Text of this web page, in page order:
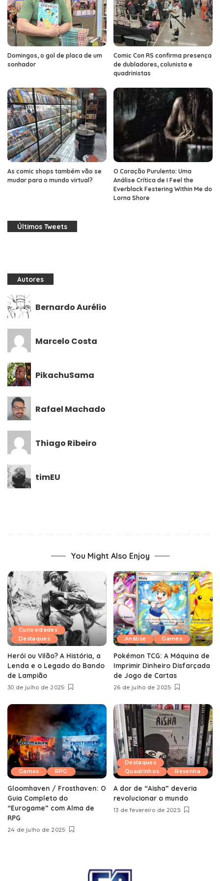
Domingos, o gol de placa de um
sonhador
Comic Con RS confirma presença
de dubladores, colunista e
quadrinistas
As comic shops também vão se
mudar para o mundo virtual?
O Coração Purulento: Uma
Análise Crítica de I Feel the
Everblack Festering Within Me do
Lorna Shore
Últimos Tweets
Autores
Bernardo Aurélio
Marcelo Costa
PikachuSama
Rafael Machado
Thiago Ribeiro
timEU
You Might Also Enjoy
Curiosidades
Destaques
Herói ou Vilão? A História, a
Lenda e o Legado do Bando
de Lampião
30 de julho de 2025
Análise Games
Pokémon TCG: A Máquina de
Imprimir Dinheiro Disfarçada
de Jogo de Cartas
26 de julho de 2025
Games RPG
Gloomhaven / Frosthaven: O
Guia Completo do
“Eurogame” com Alma de
RPG
24 de julho de 2025
Destaques
Quadrinhos
Resenha
A dor de “Aisha” deveria
revolucionar o mundo
13 de fevereiro de 2025